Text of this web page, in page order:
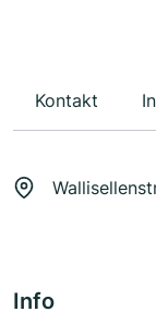
Kontakt
Info